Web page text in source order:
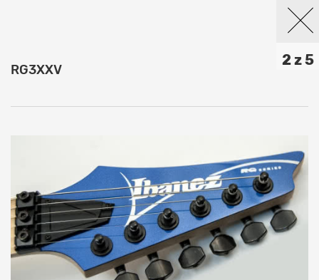
2 z 5
RG3XXV